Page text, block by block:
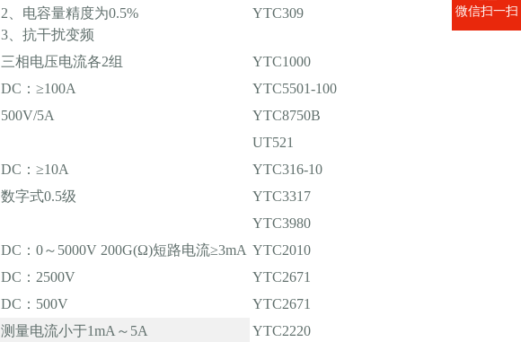
2、电容量精度为0.5%
3、抗干扰变频
YTC309
三相电压电流各2组
YTC1000
DC：≥100A
YTC5501-100
500V/5A
YTC8750B
UT521
DC：≥10A
YTC316-10
数字式0.5级
YTC3317
YTC3980
DC：0～5000V 200G(Ω)短路电流≥3mA YTC2010
DC：2500V
YTC2671
DC：500V
YTC2671
测量电流小于1mA～5A YTC2220
微信扫一扫